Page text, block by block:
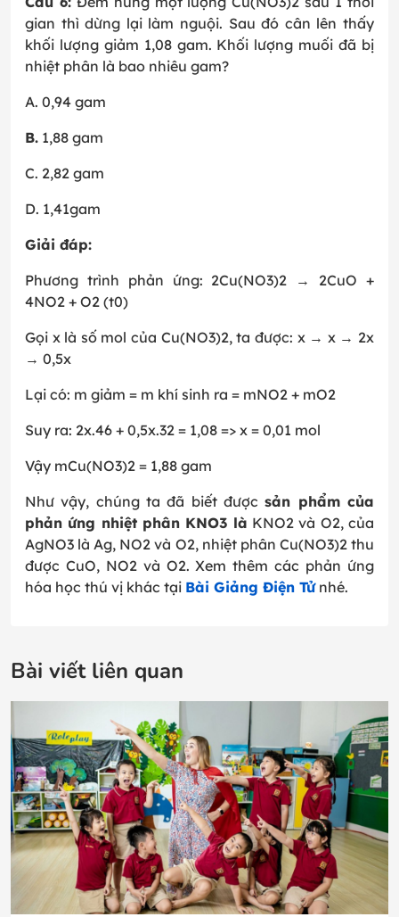
gian thì dừng lại làm nguội. Sau đó cân lên thấy
khối lượng giảm 1,08 gam. Khối lượng muối đã bị
nhiệt phân là bao nhiêu gam?
A. 0,94 gam
B. 1,88 gam
C. 2,82 gam
D. 1,41gam
Giải đáp:
Phương trình phản ứng: 2Cu(NO3)2 → 2CuO +
4NO2 + O2 (t0)
Gọi x là số mol của Cu(NO3)2, ta được: x → x → 2x
→ 0,5x
Lại có: m giảm = m khí sinh ra = mNO2 + mO2
Suy ra: 2x.46 + 0,5x.32 = 1,08 => x = 0,01 mol
Vậy mCu(NO3)2 = 1,88 gam
Như vậy, chúng ta đã biết đượcsản phẩm của
phản ứng nhiệt phân KNO3 là KNO2 và O2, của
AgNO3 là Ag, NO2 và O2, nhiệt phân Cu(NO3)2 thu
được CuO, NO2 và O2. Xem thêm các phản ứng
hóa học thú vị khác tại Bài Giảng Điện Tửnhé.
Bài viết liên quan